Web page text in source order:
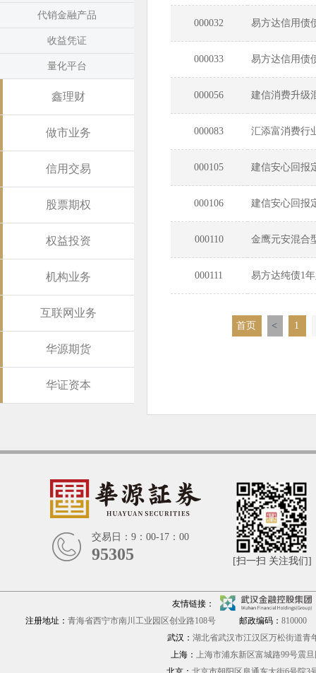
代销金融产品
收益凭证
量化平台
鑫理财
做市业务
信用交易
股票期权
权益投资
机构业务
互联网业务
华源期货
华证资本
000032 易方达信用债
000033 易方达信用债
000056 建信消费升级
000083 汇添富消费行
000105 建信安心回报
000106 建信安心回报
000110 金鹰元安混合
000111 易方达纯债1
首页 < 1
交易日：9：00-17：00
95305 [扫一扫 关注我们]
友情链接：
注册地址：青海省西宁市南川工业园区创业路108号 邮政编码：810000
武汉：湖北省武汉市江汉区万松街道
上海： 上海市浦东新区富城路